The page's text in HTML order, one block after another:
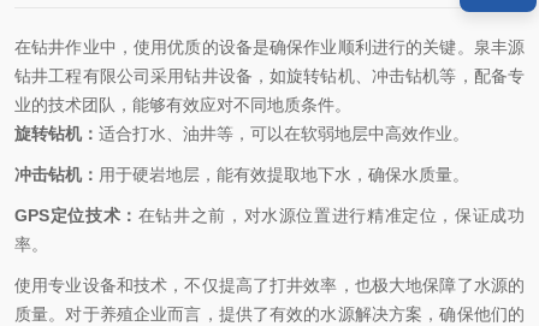
在钻井作业中，使用优质的设备是确保作业顺利进行的关键。泉丰源
钻井工程有限公司采用钻井设备，如旋转钻机、冲击钻机等，配备专
业的技术团队，能够有效应对不同地质条件。
旋转钻机： 适合打水、油井等，可以在软弱地层中高效作业。
冲击钻机： 用于硬岩地层，能有效提取地下水，确保水质量。
GPS定位技术： 在钻井之前，对水源位置进行精准定位，保证成功
率。
使用专业设备和技术，不仅提高了打井效率，也极大地保障了水源的
质量。对于养殖企业而言，提供了有效的水源解决方案，确保他们的